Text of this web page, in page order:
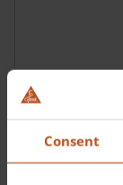
Consent